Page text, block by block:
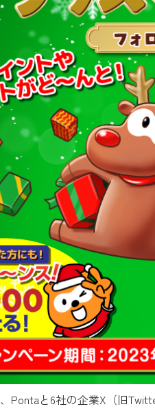
Pontaと6社の企業X（旧